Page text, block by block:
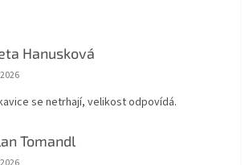
Hanusková
obchodu je 5 z 5 hvězdiček.
se netrhají, velikost odpovídá.
Tomandl
obchodu je 5 z 5 hvězdiček.